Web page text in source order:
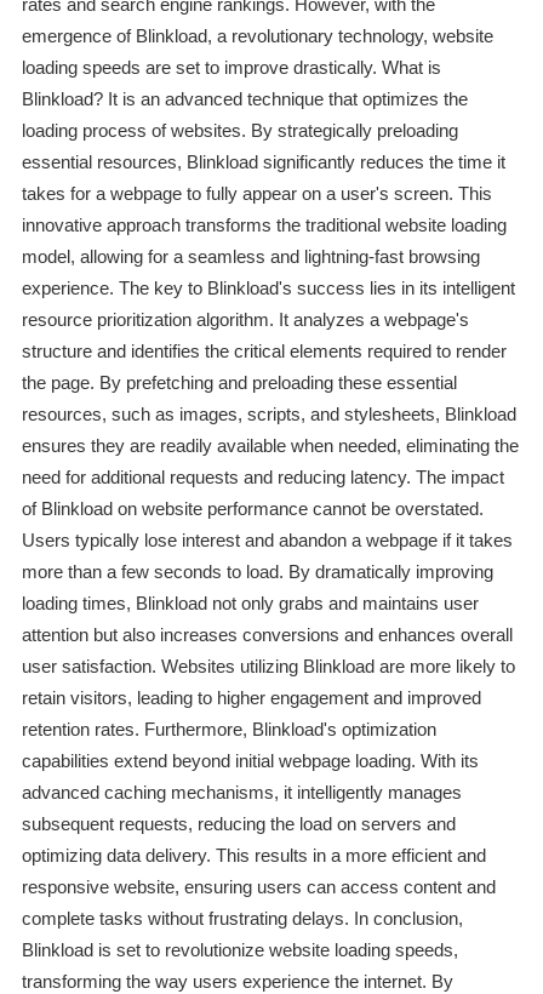
rates and search engine rankings. However, with the
emergence of Blinkload, a revolutionary technology, website
loading speeds are set to improve drastically. What is
Blinkload? It is an advanced technique that optimizes the
loading process of websites. By strategically preloading
essential resources, Blinkload significantly reduces the time it
takes for a webpage to fully appear on a user's screen. This
innovative approach transforms the traditional website loading
model, allowing for a seamless and lightning-fast browsing
experience. The key to Blinkload's success lies in its intelligent
resource prioritization algorithm. It analyzes a webpage's
structure and identifies the critical elements required to render
the page. By prefetching and preloading these essential
resources, such as images, scripts, and stylesheets, Blinkload
ensures they are readily available when needed, eliminating the
need for additional requests and reducing latency. The impact
of Blinkload on website performance cannot be overstated.
Users typically lose interest and abandon a webpage if it takes
more than a few seconds to load. By dramatically improving
loading times, Blinkload not only grabs and maintains user
attention but also increases conversions and enhances overall
user satisfaction. Websites utilizing Blinkload are more likely to
retain visitors, leading to higher engagement and improved
retention rates. Furthermore, Blinkload's optimization
capabilities extend beyond initial webpage loading. With its
advanced caching mechanisms, it intelligently manages
subsequent requests, reducing the load on servers and
optimizing data delivery. This results in a more efficient and
responsive website, ensuring users can access content and
complete tasks without frustrating delays. In conclusion,
Blinkload is set to revolutionize website loading speeds,
transforming the way users experience the internet. By